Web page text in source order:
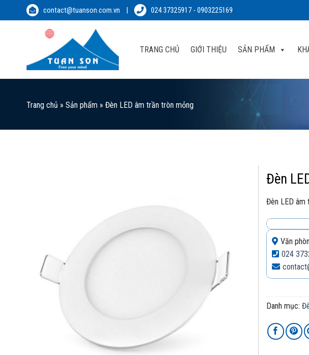
to
contact@tuanson.com.vn | 024 37325917 - 0903225169
TRANG CHỦ GIỚI THIỆU SẢN PHẨM
Trang chủ » Sản phẩm » Đèn LED âm trần tròn mỏng
Đèn
Đèn LED âm
Văn
024
Danh mục: